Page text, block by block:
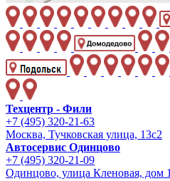
Техцентр - Фили
+7 (495) 320-21-63
Москва, Тучковская улица, 13с2
Автосервис Одинцово
+7 (495) 320-21-09
Одинцово, улица Кленовая, дом